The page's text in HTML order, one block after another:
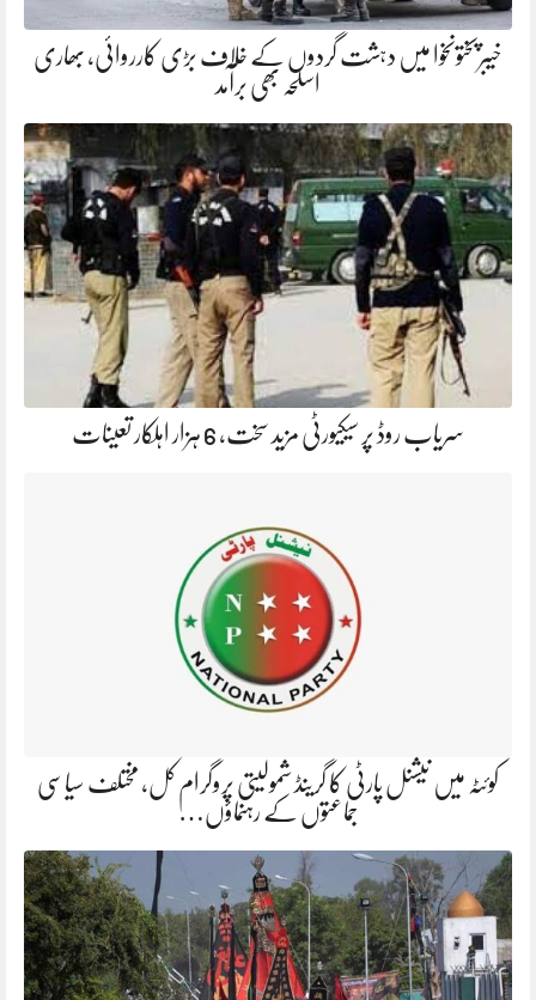
خیبرپختونخوا میں دہشت گردوں کے خلاف بڑی کارروائی، بھاری
اسلحہ بھی برآمد
سریاب روڈ پر سیکیورٹی مزید سخت، 6 ہزار اہلکار تعینات
کوئٹہ میں نیشنل پارٹی کا گرینڈ شمولیتی پروگرام کل، مختلف سیاسی
جماعتوں کے رہنماؤں…